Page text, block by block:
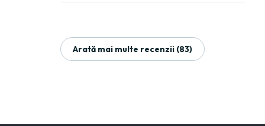
Arată mai multe recenzii (83)